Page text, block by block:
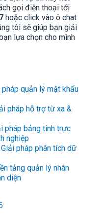
gọi điện thoại tới
hoặc click vào ô chat
tôi sẽ giúp bạn giải
lựa chọn cho mình
quản lý mật khẩu
pháp hỗ trợ từ xa &
pháp bảng tính trực
nghiệp
pháp phân tích dữ
tảng quản lý nhân
diện